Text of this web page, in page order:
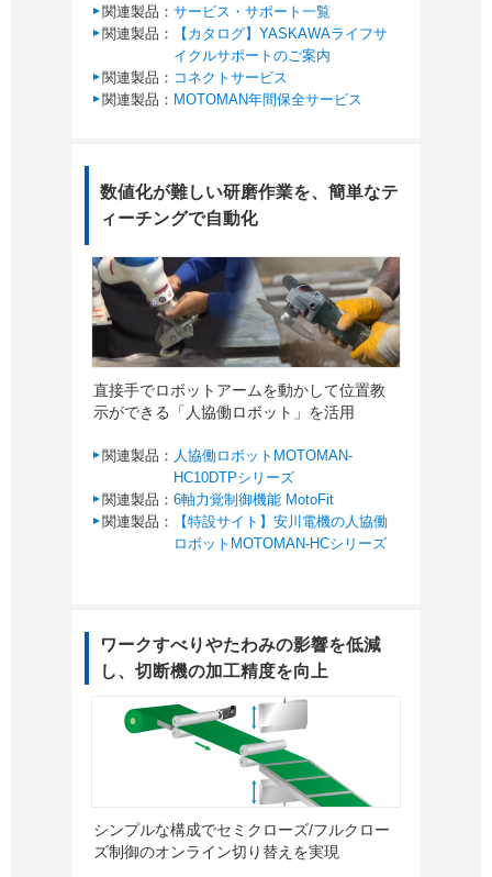
関連製品： サービス・サポート一覧
関連製品：
【カタログ】YASKAWAライフサ
イクルサポートのご案内
関連製品： コネクトサービス
関連製品： MOTOMAN年間保全サービス
数値化が難しい研磨作業を、簡単なテ
ィーチングで自動化
直接手でロボットアームを動かして位置教
示ができる「人協働ロボット」を活用
関連製品： 人協働ロボットMOTOMAN-
HC10DTPシリーズ
関連製品： 6軸力覚制御機能 MotoFit
関連製品：
【特設サイト】安川電機の人協働
ロボットMOTOMAN-HCシリーズ
ワークすべりやたわみの影響を低減
し、切断機の加工精度を向上
シンプルな構成でセミクローズ/フルクロー
ズ制御のオンライン切り替えを実現